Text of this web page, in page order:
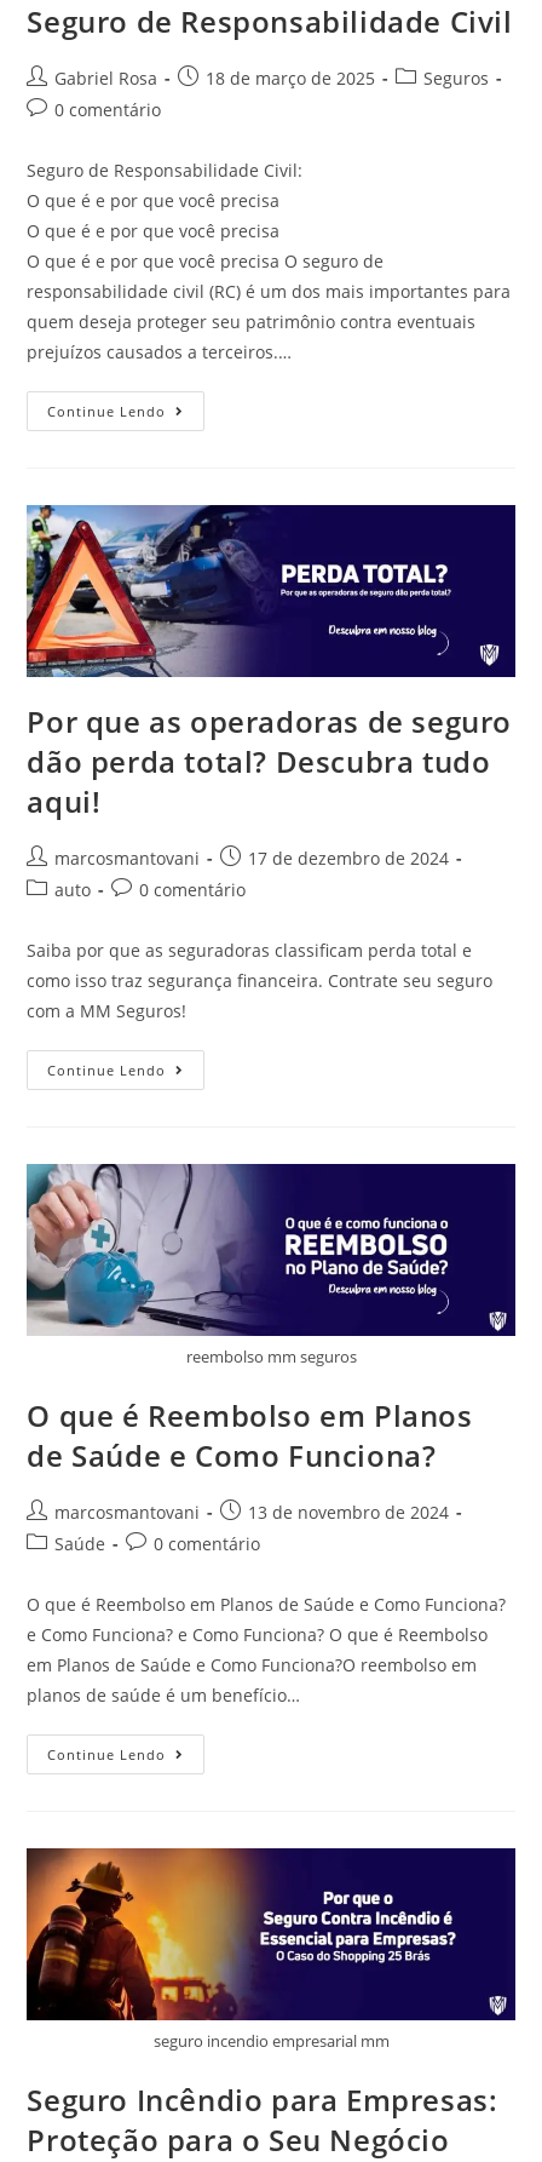
Seguro de Responsabilidade Civil
Gabriel Rosa 18 de março de 2025
Seguros
0 comentário
Seguro de Responsabilidade Civil:
O que é e por que você precisa
O que é e por que você precisa
O que é e por que você precisa O seguro de
responsabilidade civil (RC) é um dos mais importantes para
quem deseja proteger seu patrimônio contra eventuais
prejuízos causados a terceiros.…
Continue Lendo
Por que as operadoras de seguro
dão perda total? Descubra tudo
aqui!
marcosmantovani
17 de dezembro de 2024
auto
0 comentário
Saiba por que as seguradoras classificam perda total e
como isso traz segurança financeira. Contrate seu seguro
com a MM Seguros!
Continue Lendo
reembolso mm seguros
O que é Reembolso em Planos
de Saúde e Como Funciona?
marcosmantovani
13 de novembro de 2024
Saúde
0 comentário
O que é Reembolso em Planos de Saúde e Como Funciona?
e Como Funciona? e Como Funciona? O que é Reembolso
em Planos de Saúde e Como Funciona?O reembolso em
planos de saúde é um benefício…
Continue Lendo
seguro incendio empresarial mm
Seguro Incêndio para Empresas:
Proteção para o Seu Negócio